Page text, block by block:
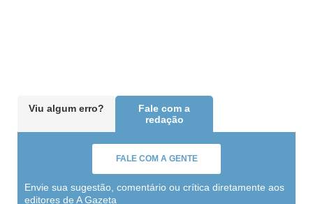
Viu algum erro?
Fale com a
redação
FALE COM A GENTE
Envie sua sugestão, comentário ou crítica diretamente aos
editores de A Gazeta